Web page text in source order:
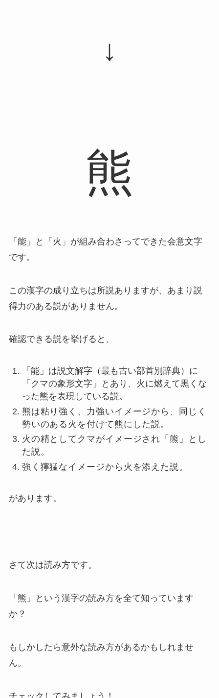
↓
熊
「能」と「火」が組み合わさってできた会意文字
です。
この漢字の成り立ちは所説ありますが、あまり説
得力のある説がありません。
確認できる説を挙げると、
「能」は説文解字（最も古い部首別辞典）に
「クマの象形文字」とあり、火に燃えて黒くな
った熊を表現している説。
熊は粘り強く、力強いイメージから、同じく
勢いのある火を付けて熊にした説。
火の精としてクマがイメージされ「熊」とし
た説。
強く獰猛なイメージから火を添えた説。
があります。
さて次は読み方です。
「熊」という漢字の読み方を全て知っています
か？
もしかしたら意外な読み方があるかもしれませ
ん。
チェックしてみましょう！